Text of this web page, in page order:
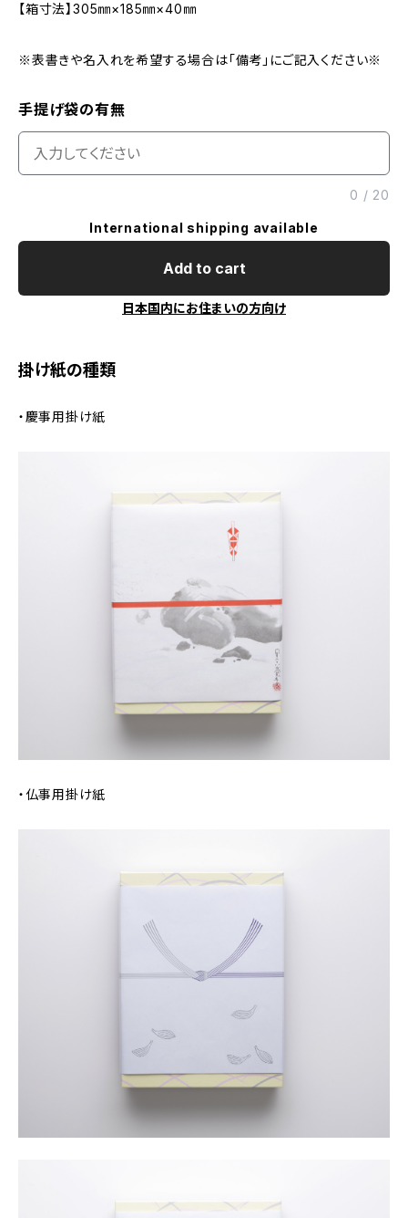
【箱寸法】305㎜×185㎜×40㎜
※表書きや名入れを希望する場合は「備考」にご記入ください※
手提げ袋の有無
0 / 20
International shipping available
Add to cart
日本国内にお住まいの方向け
掛け紙の種類
・慶事用掛け紙
・仏事用掛け紙